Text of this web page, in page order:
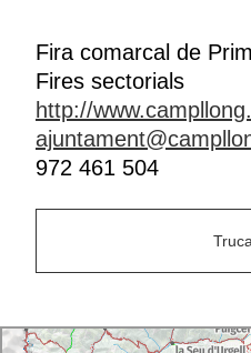
Fira comarcal de
Fires sectorials
http://
972 461 504